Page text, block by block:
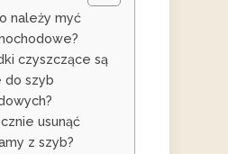
należy myć
czyszczące są
do szyb
usunąć
z szyb?